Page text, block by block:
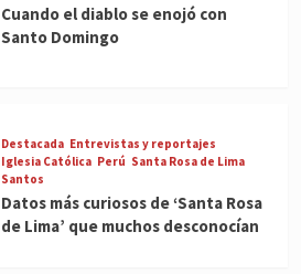
Cuando el diablo se enojó con
Santo Domingo
Destacada Entrevistas y reportajes
Iglesia Católica Perú Santa Rosa de Lima
Santos
Datos más curiosos de ‘Santa Rosa
de Lima’ que muchos desconocían